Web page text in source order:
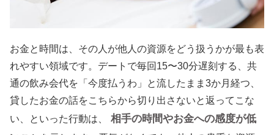
お金と時間は、その人が他人の資源をどう扱うかが最も表
れやすい領域です。デートで毎回15〜30分遅刻する、共
通の飲み会代を「今度払うわ」と流したまま3か月経つ、
貸したお金の話をこちらから切り出さないと返ってこな
い、といった行動は、
相手の時間やお金への感度が低